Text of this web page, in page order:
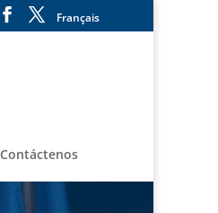
Français
Contáctenos